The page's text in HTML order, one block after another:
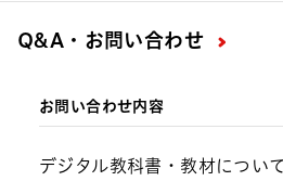
Q&A・お問い合わせ
お問い合わせ内容
デジタル教科書・教材について